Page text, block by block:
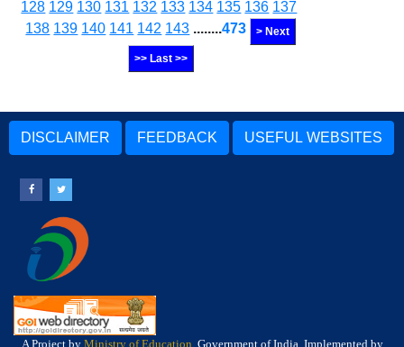
128 129 130 131 132 133 134 135 136 137
138 139 140 141 142 143 ........473 > Next
>> Last >>
DISCLAIMER FEEDBACK USEFUL WEBSITES
A Project by Ministry of Education, Government of India, Implemented by